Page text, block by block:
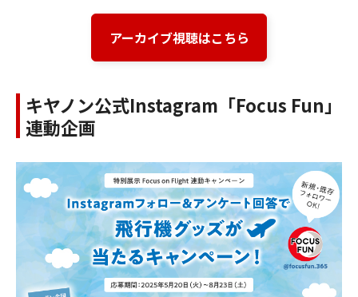
アーカイブ視聴はこちら
キヤノン公式Instagram「Focus Fun」
連動企画